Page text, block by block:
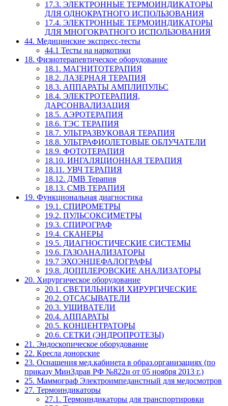
17.3. ЭЛЕКТРОННЫЕ ТЕРМОИНДИКАТОРЫ
ДЛЯ ОДНОКРАТНОГО ИСПОЛЬЗОВАНИЯ
17.4. ЭЛЕКТРОННЫЕ ТЕРМОИНДИКАТОРЫ
ДЛЯ МНОГОКРАТНОГО ИСПОЛЬЗОВАНИЯ
44. Медицинские экспресс-тесты
44.1 Тесты на наркотики
18. Физиотерапевтическое оборудование
18.1. МАГНИТОТЕРАПИЯ
18.2. ЛАЗЕРНАЯ ТЕРАПИЯ
18.3. АППАРАТЫ АМПЛИПУЛЬС
18.4. ЭЛЕКТРОТЕРАПИЯ,
ДАРСОНВАЛИЗАЦИЯ
18.5. АЭРОТЕРАПИЯ
18.6. ТЭС ТЕРАПИЯ
18.7. УЛЬТРАЗВУКОВАЯ ТЕРАПИЯ
18.8. УЛЬТРАФИОЛЕТОВЫЕ ОБЛУЧАТЕЛИ
18.9. ФОТОТЕРАПИЯ
18.10. ИНГАЛЯЦИОННАЯ ТЕРАПИЯ
18.11. УВЧ ТЕРАПИЯ
18.12. ДМВ Терапия
18.13. СМВ ТЕРАПИЯ
19. Функциональная диагностика
19.1. СПИРОМЕТРЫ
19.2. ПУЛЬСОКСИМЕТРЫ
19.3. СПИРОГРАФ
19.4. СКАНЕРЫ
19.5. ДИАГНОСТИЧЕСКИЕ СИСТЕМЫ
19.6. ГАЗОАНАЛИЗАТОРЫ
19.7 ЭХОЭНЦЕФАЛОГРАФЫ
19.8. ДОППЛЕРОВСКИЕ АНАЛИЗАТОРЫ
20. Хирургическое оборудование
20.1. СВЕТИЛЬНИКИ ХИРУРГИЧЕСКИЕ
20.2. ОТСАСЫВАТЕЛИ
20.3. УШИВАТЕЛИ
20.4. АППАРАТЫ
20.5. КОНЦЕНТРАТОРЫ
20.6. СЕТКИ (ЭНДРОПРОТЕЗЫ)
21. Эндоскопическое оборудование
22. Кресла донорские
23. Оснащения мед.кабинета в образ.организациях (по
приказу МинЗдрав РФ №822н от 05 ноября 2013 г.)
25. Маммограф Электроимпеданстный для медосмотров
27. Термоиндикаторы
27.1. Термоиндикаторы для транспортировки